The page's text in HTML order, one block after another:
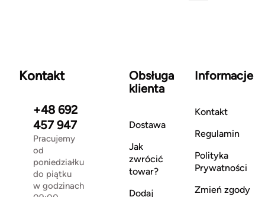
Kontakt
+48 692
457 947
Pracujemy
od
poniedziałku
do piątku
w godzinach
Obsługa
klienta
Dostawa
Jak
zwrócić
towar?
Dodaj
Informacje
Kontakt
Regulamin
Polityka
Prywatności
Zmień zgody